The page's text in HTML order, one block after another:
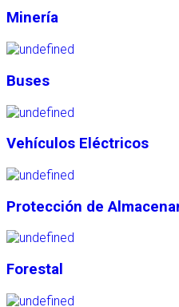
Minería
Buses
Vehículos Eléctricos
Protección de
Forestal